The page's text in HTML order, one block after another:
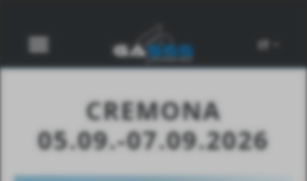
IT
CREMONA
05.09.-07.09.2026